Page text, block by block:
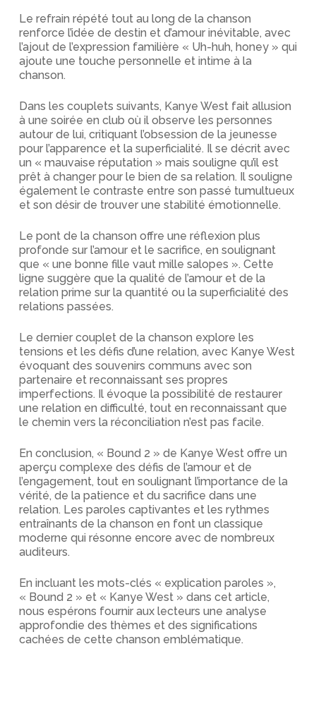
Le refrain répété tout au long de la chanson
renforce l’idée de destin et d’amour inévitable, avec
l’ajout de l’expression familière « Uh-huh, honey » qui
ajoute une touche personnelle et intime à la
chanson.
Dans les couplets suivants, Kanye West fait allusion
à une soirée en club où il observe les personnes
autour de lui, critiquant l’obsession de la jeunesse
pour l’apparence et la superficialité. Il se décrit avec
un « mauvaise réputation » mais souligne qu’il est
prêt à changer pour le bien de sa relation. Il souligne
également le contraste entre son passé tumultueux
et son désir de trouver une stabilité émotionnelle.
Le pont de la chanson offre une réflexion plus
profonde sur l’amour et le sacrifice, en soulignant
que « une bonne fille vaut mille salopes ». Cette
ligne suggère que la qualité de l’amour et de la
relation prime sur la quantité ou la superficialité des
relations passées.
Le dernier couplet de la chanson explore les
tensions et les défis d’une relation, avec Kanye West
évoquant des souvenirs communs avec son
partenaire et reconnaissant ses propres
imperfections. Il évoque la possibilité de restaurer
une relation en difficulté, tout en reconnaissant que
le chemin vers la réconciliation n’est pas facile.
En conclusion, « Bound 2 » de Kanye West offre un
aperçu complexe des défis de l’amour et de
l’engagement, tout en soulignant l’importance de la
vérité, de la patience et du sacrifice dans une
relation. Les paroles captivantes et les rythmes
entraînants de la chanson en font un classique
moderne qui résonne encore avec de nombreux
auditeurs.
En incluant les mots-clés « explication paroles »,
« Bound 2 » et « Kanye West » dans cet article,
nous espérons fournir aux lecteurs une analyse
approfondie des thèmes et des significations
cachées de cette chanson emblématique.